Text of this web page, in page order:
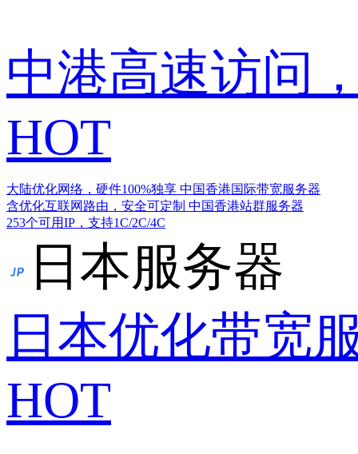
中港高速访问
HOT
大陆优化网络，硬件100%独享 中国香港国际带宽服务器
含优化互联网路由，安全可定制 中国香港站群服务器
253个可用IP，支持1C/2C/4C
日本服务器
日本优化带宽
HOT